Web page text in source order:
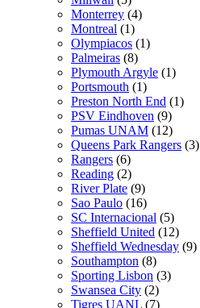
Monterrey (4)
Montreal (1)
Olympiacos (1)
Palmeiras (8)
Plymouth Argyle (1)
Portsmouth (1)
Preston North End (1)
PSV Eindhoven (9)
Pumas UNAM (12)
Queens Park Rangers (3)
Rangers (6)
Reading (2)
River Plate (9)
Sao Paulo (16)
SC Internacional (5)
Sheffield United (12)
Sheffield Wednesday (9)
Southampton (8)
Sporting Lisbon (3)
Swansea City (2)
Tigres UANL (7)